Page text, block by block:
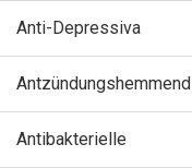
Anti-Depressiva
Antzündungshemmend
Antibakterielle